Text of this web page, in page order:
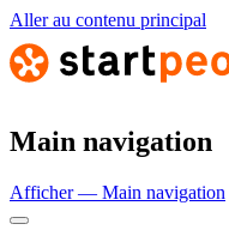
Aller au contenu principal
Main navigation
Afficher — Main navigation